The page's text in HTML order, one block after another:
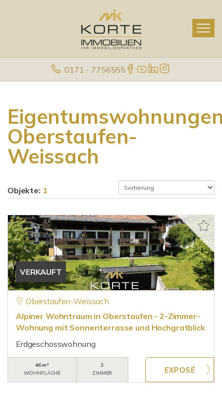
0171 - 7756555
Oberstaufen-
Weissach
Objekte: 1
VERKAUFT
Oberstaufen-Weissach
Alpiner Wohntraum in Oberstaufen - 2-Zimmer-
Wohnung mit Sonnenterrasse und Hochgratblick
Erdgeschosswohnung
46 m²
WOHNFLÄCHE
2
ZIMMER